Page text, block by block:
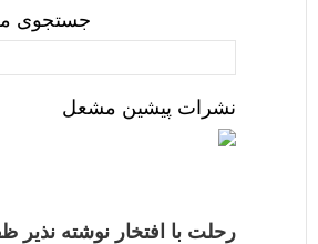
جستجوی
نشرات پیشین مشعل
رحلت با افتخار نوشته نذیر